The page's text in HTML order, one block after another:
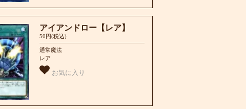
アイアンドロー【レア】
50円(税込)
通常魔法
レア
お気に入り